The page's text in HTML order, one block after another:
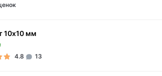
10х10 мм
4.8 13